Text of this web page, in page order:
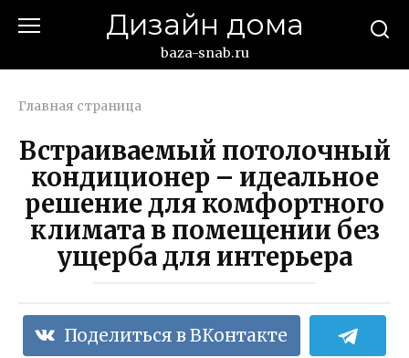
Дизайн дома
baza-snab.ru
Главная страница
Встраиваемый потолочный
кондиционер – идеальное
решение для комфортного
климата в помещении без
ущерба для интерьера
Поделиться в ВКонтакте